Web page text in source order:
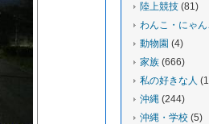
陸上競技 (81)
わんこ・にゃん
動物園 (4)
家族 (666)
私の好きな人
沖縄 (244)
沖縄・学校 (5)